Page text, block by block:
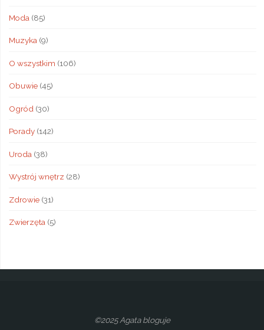
Moda (85)
Muzyka (9)
O wszystkim (106)
Obuwie(45)
Ogród (30)
Porady(142)
Uroda (38)
Wystrój wnętrz (28)
Zdrowie(31)
Zwierzęta (5)
©2025 Agata bloguje